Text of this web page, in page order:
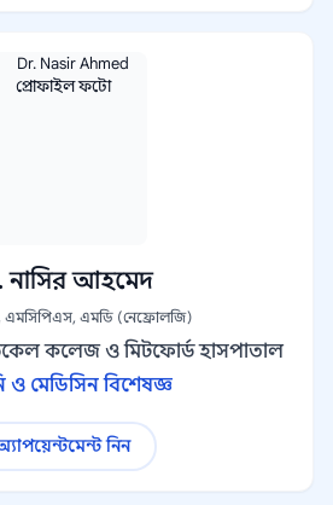
নাসির আহমেদ
এমসিপিএস, এমডি (নেফ্রোলজি)
কলেজ ও মিটফোর্ড হাসপাতাল
ও মেডিসিন বিশেষজ্ঞ
নিন